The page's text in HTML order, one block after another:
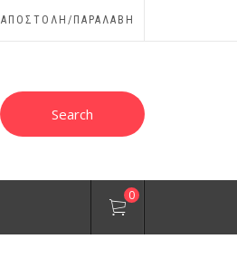
ΑΠΟΣΤΟΛΗ/ΠΑΡΑΛΑΒΗ
Search
0